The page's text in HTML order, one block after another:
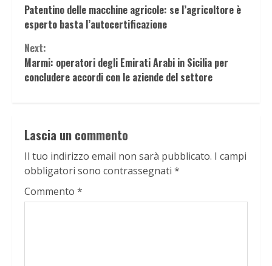
Reading
Patentino delle macchine agricole: se l’agricoltore è
esperto basta l’autocertificazione
Next:
Marmi: operatori degli Emirati Arabi in Sicilia per
concludere accordi con le aziende del settore
Lascia un commento
Il tuo indirizzo email non sarà pubblicato. I campi
obbligatori sono contrassegnati *
Commento *